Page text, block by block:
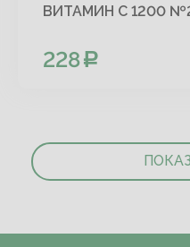
ВИТАМИН С 1200
228